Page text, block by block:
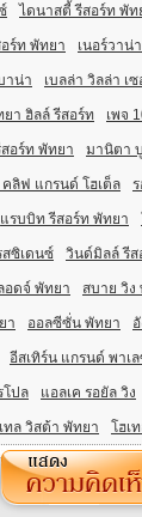
ไดนาสตี้ รีสอร์ท พัท
อร์ท พัทยา เนอร์วาน่
าน่า เบลล่า วิลล่า เ
า ฮิลล์ รีสอร์ท เพจ
อร์ท พัทยา มานิตา
คลิฟ แกรนด์ โฮเต็ล
แรบบิท รีสอร์ท พัทยา
สซิเดนซ์ วินด์มิลล์ รีส
อดจ์ พัทยา สบาย วิง
า ออลซีซั่น พัทยา
อีสเทิร์น แกรนด์ พาเ
โปล แอลเค รอยัล วิง
ทล วิสต้า พัทยา โฮเ